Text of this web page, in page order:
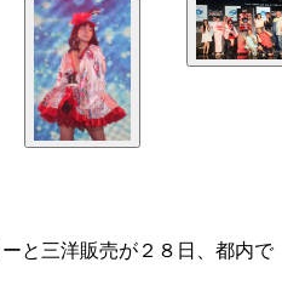
と三洋販売が２８日、都内